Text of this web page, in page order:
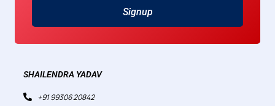
SHAILENDRA YADAV
+91 99306 20842
Signup